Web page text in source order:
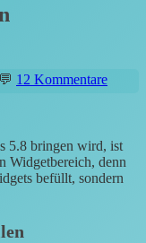
12 Kommentare
5.8 bringen wird, ist
Widgetbereich, denn
befüllt, sondern